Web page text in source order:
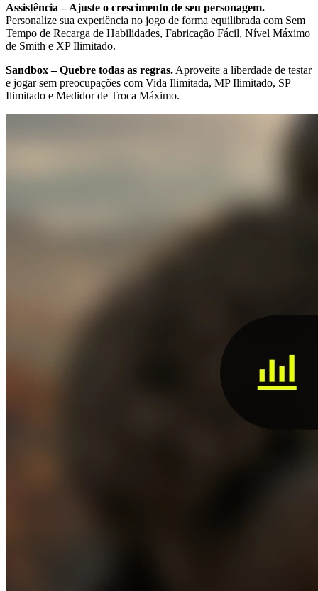
Assistência – Ajuste o crescimento de seu personagem.
Personalize sua experiência no jogo de forma equilibrada com Sem
Tempo de Recarga de Habilidades, Fabricação Fácil, Nível Máximo
de Smith e XP Ilimitado.
Sandbox – Quebre todas as regras. Aproveite a liberdade de testar
e jogar sem preocupações com Vida Ilimitada, MP Ilimitado, SP
Ilimitado e Medidor de Troca Máximo.